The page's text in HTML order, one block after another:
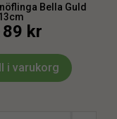
Bella Guld
89 kr
i varukorg